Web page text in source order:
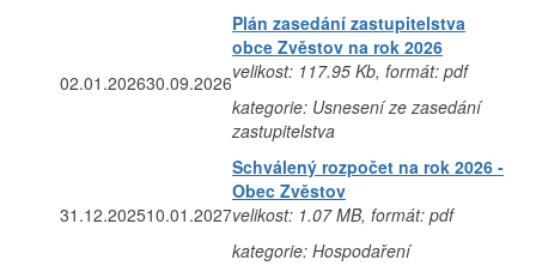
02.01.202630.09.2026
Plán zasedání zastupitelstva
obce Zvěstov na rok 2026
velikost: 117.95 Kb, formát: pdf
kategorie: Usnesení ze zasedání
zastupitelstva
31.12.202510.01.2027
Schválený rozpočet na rok 2026 -
Obec Zvěstov
velikost: 1.07 MB, formát: pdf
kategorie: Hospodaření